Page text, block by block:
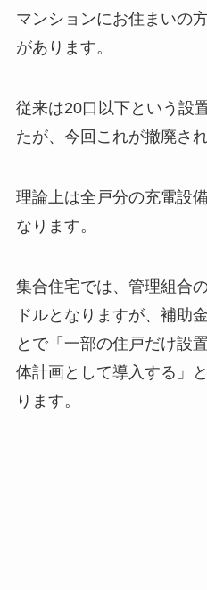
マンションにお住まいの
があります。
従来は20口以下という設
たが、今回これが撤廃され
理論上は全戸分の充電設
なります。
集合住宅では、管理組合
ドルとなりますが、補助
とで「一部の住戸だけ設
体計画として導入する」
ります。